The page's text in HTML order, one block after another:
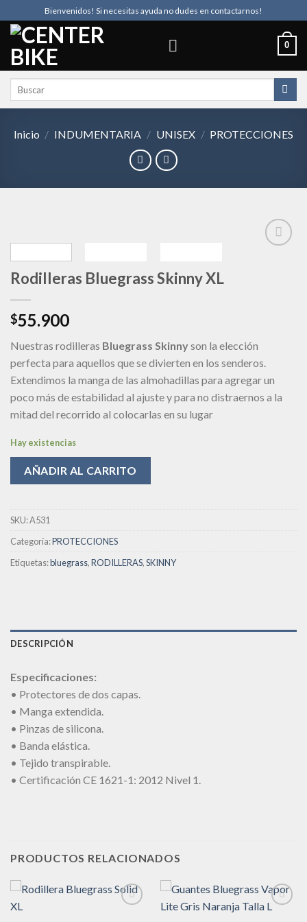
to
content
Bienvenidos! Si necesitas ayuda no dudes en contactarnos!
0
Inicio / INDUMENTARIA / UNISEX / PROTECCIONES
Rodilleras Bluegrass Skinny XL
$55.900
Nuestras rodilleras Bluegrass Skinnyson la elección
perfecta para aquellos que se divierten en los senderos.
Extendimos la manga de las almohadillas para agregar un
poco más de estabilidad al ajuste y para no distraernos a la
mitad del recorrido al colocarlas en su lugar
Hay existencias
AÑADIR AL CARRITO
SKU:A531
Categoría:PROTECCIONES
Etiquetas:bluegrass,RODILLERAS,SKINNY
DESCRIPCIÓN
Especificaciones:
• Protectores de dos capas.
• Manga extendida.
• Pinzas de silicona.
• Banda elástica.
• Tejido transpirable.
• Certificación CE 1621-1: 2012 Nivel 1.
PRODUCTOS RELACIONADOS